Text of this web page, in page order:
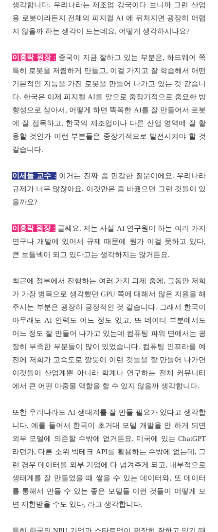
생각합니다. 우리나라는 제조업 강국이다 보니까 그런 산업
용 로봇이라든지 전체의 피지컬 AI 에 뒤처지면 굉장히 어렵
지 않을까 하는 생각이 드는데요, 어떻게 생각하시나요?
이홍락 원장 : 중국이 지금 잘하고 있는 부분은, 하드웨어 쪽
특히 로봇을 저렴하게 만들고, 이걸 가지고 잘 학습해서 어떤
기본적인 지능을 가진 로봇을 만들어 나가고 있는 것 같습니
다. 한국은 이제 피지컬 AI를 앞으로 중장기적으로 중요한 방
향성으로 삼아서, 어떻게 하면 똑똑한 AI를 잘 만들어서 로봇
에 잘 접목하고, 한국의 제조업이나 다른 산업 영역에 잘 활
용할 것인가 이런 부분들은 중장기적으로 발전시켜야 할 것
같습니다.
이세돌 교수 : 이거는 진짜 좀 민감한 질문이에요. 우리나라
규제가 너무 많잖아요. 이것만은 좀 바꿨으면 그런 것들이 있
을까요?
이홍락 원장 : 글쎄요. 저는 사실 AI 연구원이 하는 여러 가지
연구나 개발에 있어서 규제 때문에 뭔가 이걸 못하고 있다,
큰 보틀넥이 되고 있다고는 생각하지는 않거든요.
최근에 정부에서 진행하는 여러 가지 과제 중에, 그동안 저희
가 가장 병목으로 생각했던 GPU 쪽에 대해서 많은 지원을 해
주시는 부분은 굉장히 긍정적인 것 같습니다. 그래서 한국이
아무래도 AI 인력도 어느 정도 있고, 또 데이터 부분에서도
어느 정도 잘 만들어 나가고 있는데 컴퓨팅 파워 면에서는 굉
장히 부족한 부분들이 많이 있었습니다. 컴퓨팅 인프라를 예
전에 저희가 고속도로 깔듯이 이런 것들을 잘 만들어 나가면
이것들이 산업계뿐 아니라 학계나 연구하는 전체 커뮤니티
에서 큰 어떤 마중물 역할을 할 수 있지 않을까 생각합니다.
또한 우리나라도 AI 생태계를 잘 만들 필요가 있다고 생각합
니다. 예를 들어서 한국이 초거대 모델 개발을 안 하게 되면
외부 모델에 의존할 수밖에 없거든요. 미국에 있는 ChatGPT
라던가, 다른 소위 빅테크 API를 활용하는 수밖에 없는데, 그
런 경우 데이터를 외부 기업에 다 넘겨주게 되고, 내부적으로
생태계를 잘 만들었을 때 쌓을 수 있는 데이터와, 또 데이터
를 통해서 만들 수 있는 좋은 모델들 이런 것들이 어떻게 보
면 제한받을 수도 있다, 라고 생각합니다.